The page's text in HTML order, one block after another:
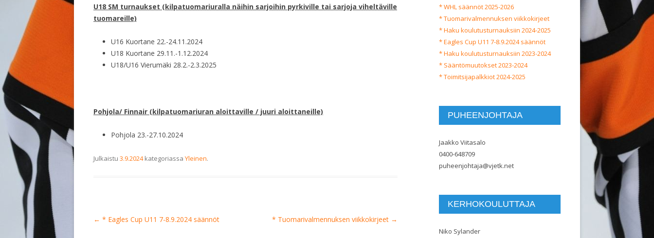
U18 SM turnaukset (kilpatuomariuralla näihin sarjoihin pyrkiville tai sarjoja viheltäville
tuomareille)
U16 Kuortane 22.-24.11.2024
U18 Kuortane 29.11.-1.12.2024
U18/U16 Vierumäki 28.2.-2.3.2025
Pohjola/ Finnair (kilpatuomariuran aloittaville / juuri aloittaneille)
Pohjola 23.-27.10.2024
Julkaistu 3.9.2024kategoriassa Yleinen.
Artikkelien
← * Eagles Cup U11 7-8.9.2024 säännöt * Tuomarivalmennuksen viikkokirjeet →
* WHL säännöt 2025-2026
* Tuomarivalmennuksen viikkokirjeet
* Haku koulutusturnauksiin 2024-2025
* Eagles Cup U11 7-8.9.2024 säännöt
* Haku koulutusturnauksiin 2023-2024
* Sääntömuutokset 2023-2024
* Toimitsijapalkkiot 2024-2025
PUHEENJOHTAJA
Jaakko Viitasalo
0400-648709
puheenjohtaja@vjetk.net
KERHOKOULUTTAJA
Niko Sylander